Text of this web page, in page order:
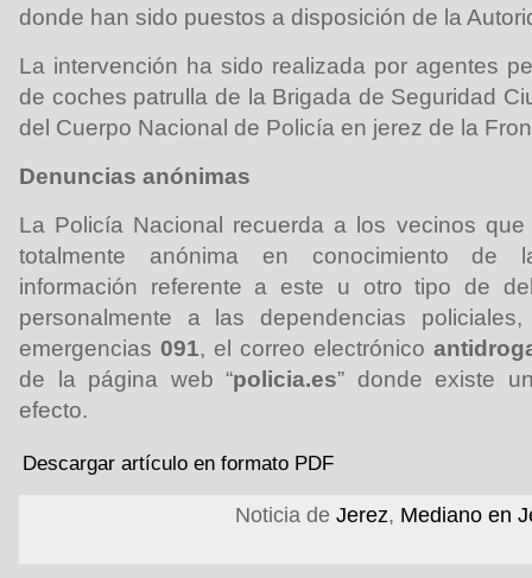
donde han sido puestos a disposición de la
La intervención ha sido realizada por agentes
de coches patrulla de la Brigada de Seguridad
del Cuerpo Nacional de Policía en jerez de la
Denuncias anónimas
La Policía Nacional recuerda a los vecinos
totalmente anónima en conocimiento de
información referente a este u otro tipo de
personalmente a las dependencias
emergencias 091, el correo electrónico
de la página web “policia.es” donde existe
efecto.
Descargar artículo en formato PDF
Noticia de Jerez, Mediano en